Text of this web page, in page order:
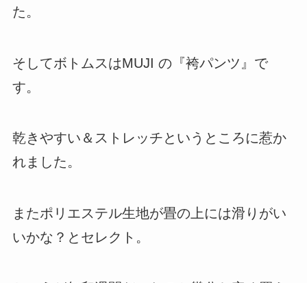
た。
そしてボトムスはMUJI の『袴パンツ』で
す。
乾きやすい＆ストレッチというところに惹か
れました。
またポリエステル生地が畳の上には滑りがい
いかな？とセレクト。